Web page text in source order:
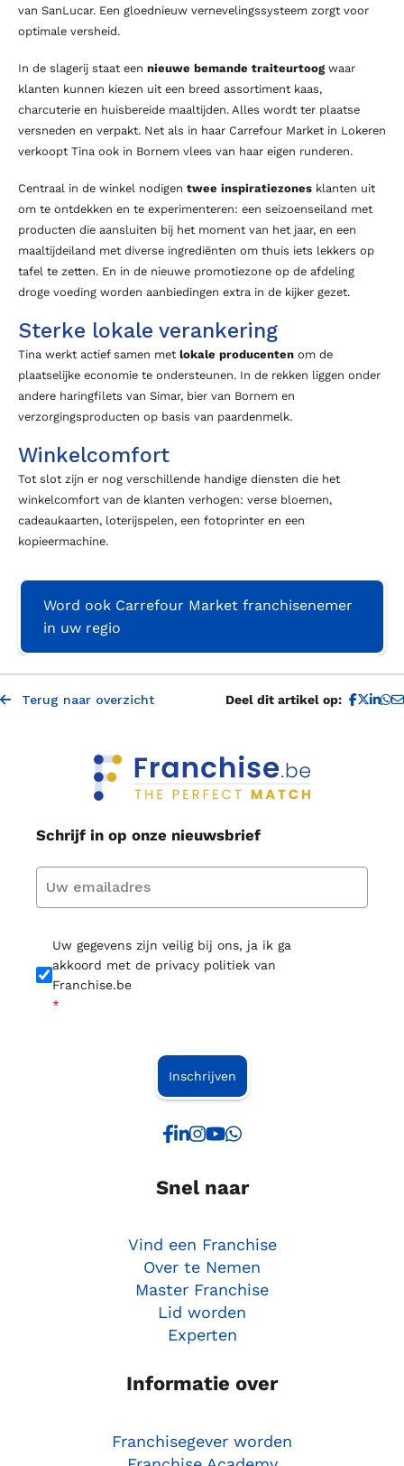
van SanLucar. Een gloednieuw vernevelingssysteem zorgt voor
optimale versheid.
In de slagerij staat een nieuwe bemande traiteurtoogwaar
klanten kunnen kiezen uit een breed assortiment kaas,
charcuterie en huisbereide maaltijden. Alles wordt ter plaatse
versneden en verpakt. Net als in haar Carrefour Market in Lokeren
verkoopt Tina ook in Bornem vlees van haar eigen runderen.
Centraal in de winkel nodigen twee inspiratiezones klanten uit
om te ontdekken en te experimenteren: een seizoenseiland met
producten die aansluiten bij het moment van het jaar, en een
maaltijdeiland met diverse ingrediënten om thuis iets lekkers op
tafel te zetten. En in de nieuwe promotiezone op de afdeling
droge voeding worden aanbiedingen extra in de kijker gezet.
Sterke lokale verankering
Tina werkt actief samen met lokale producenten om de
plaatselijke economie te ondersteunen. In de rekken liggen onder
andere haringfilets van Simar, bier van Bornem en
verzorgingsproducten op basis van paardenmelk.
Winkelcomfort
Tot slot zijn er nog verschillende handige diensten die het
winkelcomfort van de klanten verhogen: verse bloemen,
cadeaukaarten, loterijspelen, een fotoprinter en een
kopieermachine.
Word ook Carrefour Market franchisenemer
in uw regio
Terug naar overzicht Deel dit artikel op:
Schrijf in op onze nieuwsbrief
Uw gegevens zijn veilig bij ons, ja ik ga
akkoord met de privacy politiek van
Franchise.be
*
Inschrijven
Snel naar
Vind een Franchise
Over te Nemen
Master Franchise
Lid worden
Experten
Informatie over
Franchisegever worden